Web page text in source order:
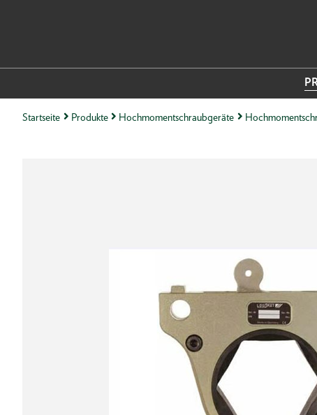
Startseite Produkte Hochmomentschraubgeräte